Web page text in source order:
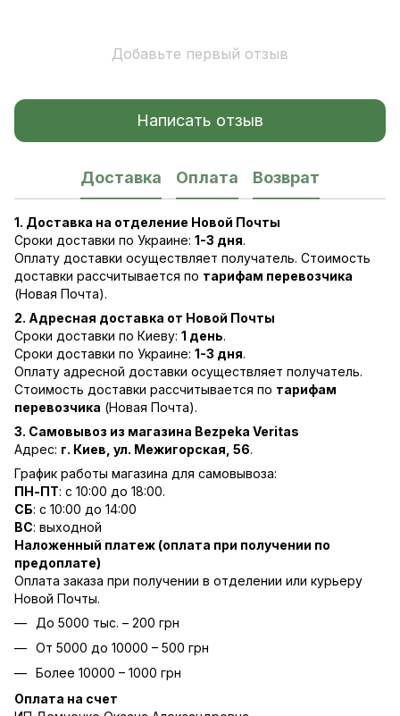
Добавьте первый отзыв
Написать отзыв
Доставка Оплата Возврат
1. Доставка на отделение Новой Почты
Сроки доставки по Украине: 1-3 дня.
Оплату доставки осуществляет получатель. Стоимость
доставки рассчитывается по тарифам перевозчика
(Новая Почта).
2. Адресная доставка от Новой Почты
Сроки доставки по Киеву: 1 день.
Сроки доставки по Украине: 1-3 дня.
Оплату адресной доставки осуществляет получатель.
Стоимость доставки рассчитывается по тарифам
перевозчика (Новая Почта).
3. Самовывоз из магазина Bezpeka Veritas
Адрес: г. Киев, ул. Межигорская, 56.
График работы магазина для самовывоза:
ПН-ПТ: с 10:00 до 18:00.
СБ: с 10:00 до 14:00
ВС: выходной
Наложенный платеж (оплата при получении по
предоплате)
Оплата заказа при получении в отделении или курьеру
Новой Почты.
До 5000 тыс. – 200 грн
От 5000 до 10000 – 500 грн
Более 10000 – 1000 грн
Оплата на счет